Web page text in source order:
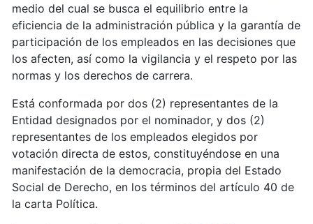
medio del cual se busca el equilibrio entre la
eficiencia de la administración pública y la garantía de
participación de los empleados en las decisiones que
los afecten, así como la vigilancia y el respeto por las
normas y los derechos de carrera.
Está conformada por dos (2) representantes de la
Entidad designados por el nominador, y dos (2)
representantes de los empleados elegidos por
votación directa de estos, constituyéndose en una
manifestación de la democracia, propia del Estado
Social de Derecho, en los términos del artículo 40 de
la carta Política.